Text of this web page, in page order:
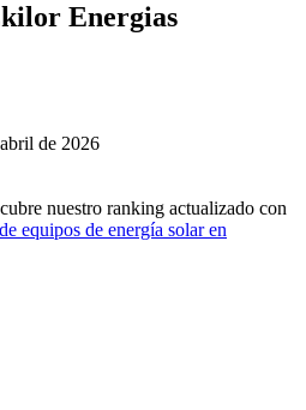
Energias
de 2026
nuestro ranking actualizado con
equipos de energía solar en